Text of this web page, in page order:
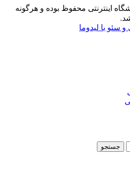
اینترنتی محفوظ بوده و هرگونه
با لیدوما
جستجو